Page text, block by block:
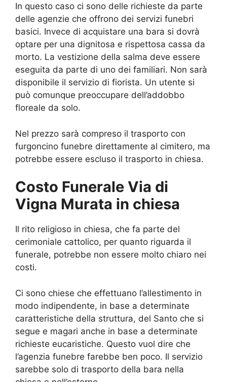
In questo caso ci sono delle richieste da parte
delle agenzie che offrono dei servizi funebri
basici. Invece di acquistare una bara si dovrà
optare per una dignitosa e rispettosa cassa da
morto. La vestizione della salma deve essere
eseguita da parte di uno dei familiari. Non sarà
disponibile il servizio di fiorista. Un utente si
può comunque preoccupare dell’addobbo
floreale da solo.
Nel prezzo sarà compreso il trasporto con
furgoncino funebre direttamente al cimitero, ma
potrebbe essere escluso il trasporto in chiesa.
Costo Funerale Via di
Vigna Murata in chiesa
Il rito religioso in chiesa, che fa parte del
cerimoniale cattolico, per quanto riguarda il
funerale, potrebbe non essere molto chiaro nei
costi.
Ci sono chiese che effettuano l’allestimento in
modo indipendente, in base a determinate
caratteristiche della struttura, del Santo che si
segue e magari anche in base a determinate
richieste eucaristiche. Questo vuol dire che
l’agenzia funebre farebbe ben poco. Il servizio
sarebbe solo di trasporto della bara nella